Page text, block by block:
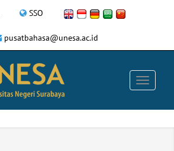
SSO
pusatbahasa@unesa.ac.id